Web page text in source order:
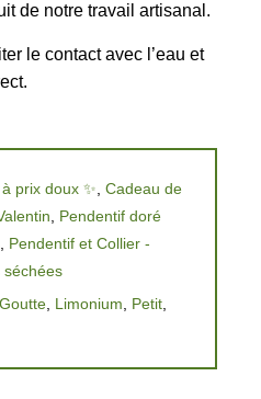
de notre travail artisanal.
le contact avec l’eau et
prix doux ✨ Cadeau de
Pendentif doré
Pendentif et Collier -
séchées
Goutte Limonium Petit